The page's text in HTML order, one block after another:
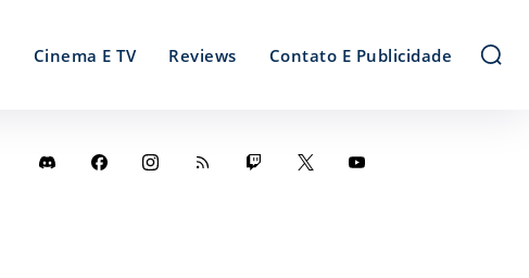
Cinema E TV Reviews Contato E Publicidade